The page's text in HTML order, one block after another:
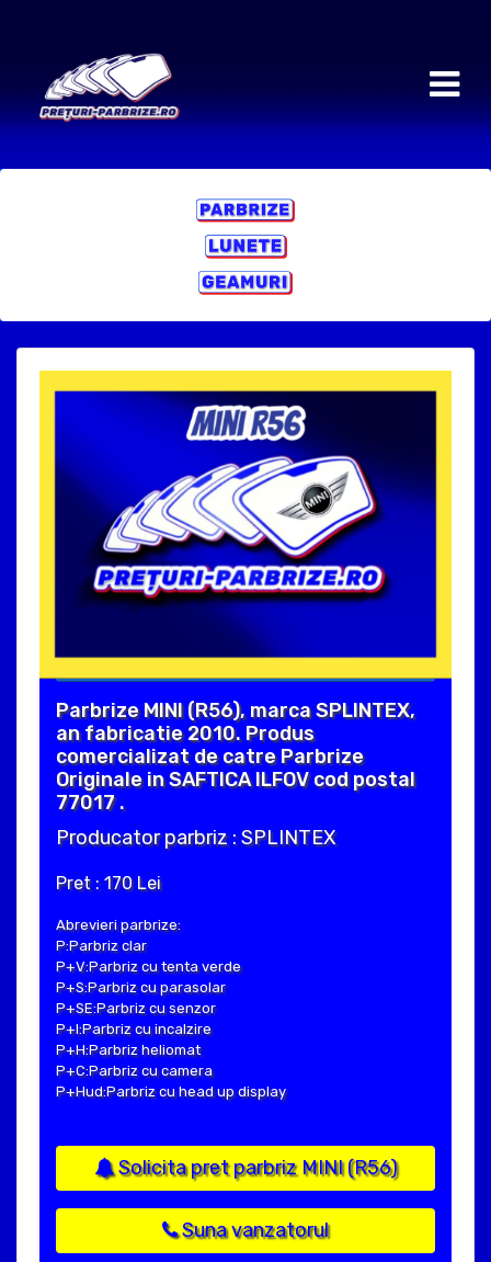
Parbrize MINI (R56), marca SPLINTEX,
an fabricatie 2010. Produs
comercializat de catre Parbrize
Originale in SAFTICA ILFOV cod postal
77017 .
Producator parbriz : SPLINTEX
Pret : 170 Lei
Abrevieri parbrize:
P:Parbriz clar
P+V:Parbriz cu tenta verde
P+S:Parbriz cu parasolar
P+SE:Parbriz cu senzor
P+I:Parbriz cu incalzire
P+H:Parbriz heliomat
P+C:Parbriz cu camera
P+Hud:Parbriz cu head up display
Solicita pret parbriz MINI (R56)
Suna vanzatorul